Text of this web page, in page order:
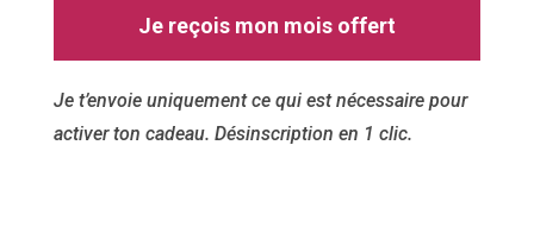
Je reçois mon mois offert
Je t’envoie uniquement ce qui est nécessaire pour
activer ton cadeau. Désinscription en 1 clic.